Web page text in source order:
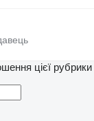
цієї рубрики